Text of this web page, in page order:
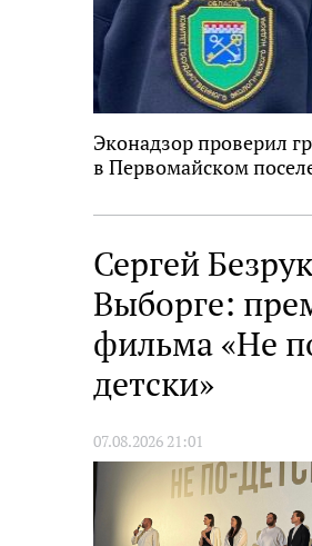
Эконадзор проверил
в Первомайском
Сергей
Выборге:
фильма «Не
детски»
07.08.2026 21:01